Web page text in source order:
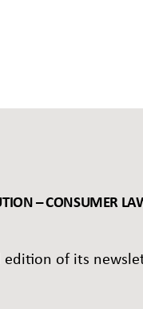
– CONSUMER
of its